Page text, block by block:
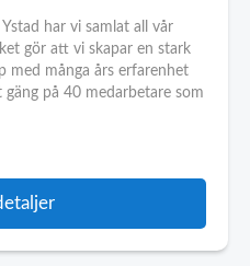
har vi samlat all vår
gör att vi skapar en stark
med många års erfarenhet
på 40 medarbetare som